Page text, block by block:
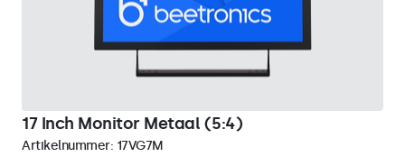
17 Inch Monitor Metaal (5:4)
Artikelnummer: 17VG7M